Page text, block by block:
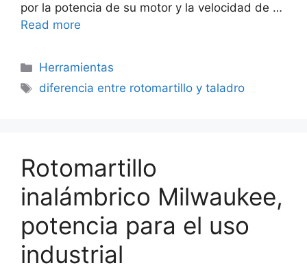
por la potencia de su motor y la velocidad de …
Read more
Categorías
Herramientas
Etiquetas
diferencia entre rotomartillo y taladro
Rotomartillo
inalámbrico Milwaukee,
potencia para el uso
industrial